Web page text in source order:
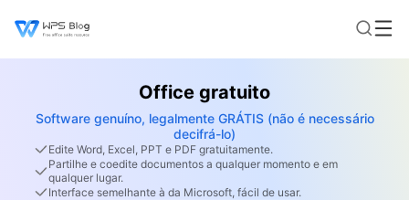
Office gratuito
Software genuíno, legalmente GRÁTIS (não é necessário
decifrá-lo)
Edite Word, Excel, PPT e PDF gratuitamente.
Partilhe e coedite documentos a qualquer momento e em
qualquer lugar.
Interface semelhante à da Microsoft, fácil de usar.